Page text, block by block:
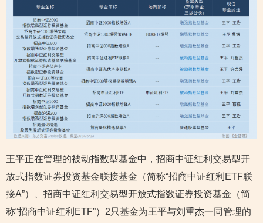
王平正在管理的被动指数型基金中，招商中证红利交易型开
放式指数证券投资基金联接基金（简称“招商中证红利ETF联
接A”）、招商中证红利交易型开放式指数证券投资基金（简
称“招商中证红利ETF”）2只基金为王平与刘重杰一同管理的